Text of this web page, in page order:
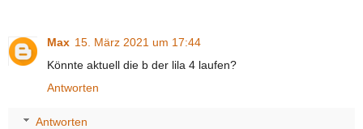
Max 15. März 2021 um 17:44
Könnte aktuell die b der lila 4 laufen?
Antworten
Antworten